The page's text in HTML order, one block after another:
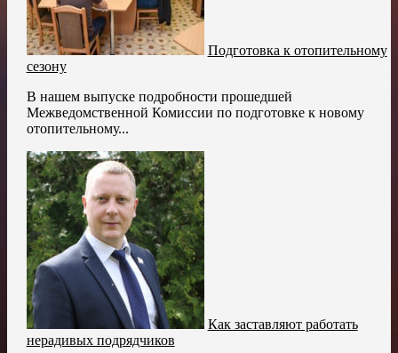
Подготовка к отопительному
сезону
В нашем выпуске подробности прошедшей
Межведомственной Комиссии по подготовке к новому
отопительному...
Как заставляют работать
нерадивых подрядчиков